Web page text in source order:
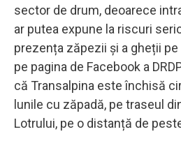
sector de drum, deoarece
ar putea expune la riscuri
prezența zăpezii și a gheții
pe pagina de Facebook a
că Transalpina este închisă
lunile cu zăpadă, pe traseul
Lotrului, pe o distanță de